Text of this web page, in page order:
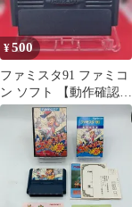
¥500
ファミスタ91 ファミコ
ン ソフト 【動作確認済
み】